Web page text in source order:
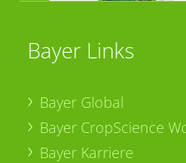
Bayer Links
Bayer Global
Bayer CropScience
Bayer Karriere